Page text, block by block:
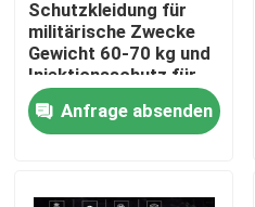
Zu Hause
Produkte
Videos
Schutzkleidung für
militärische Zwecke
Gewicht 60-70 kg und
Injektionsschutz für
Größe/Körpergröße/
Anfrage absenden